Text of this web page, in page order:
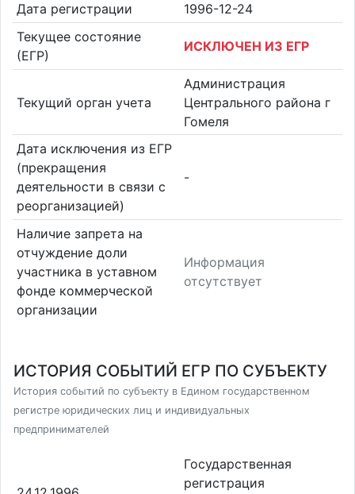
Дата регистрации
1996-12-24
Текущее состояние
(ЕГР)
ИСКЛЮЧЕН ИЗ ЕГР
Текущий орган учета
Администрация
Центрального района г
Гомеля
Дата исключения из ЕГР
(прекращения
деятельности в связи с
реорганизацией)
-
Наличие запрета на
отчуждение доли
участника в уставном
фонде коммерческой
организации
Информация
отсутствует
ИСТОРИЯ СОБЫТИЙ ЕГР ПО СУБЪЕКТУ
История событий по субъекту в Едином государственном
регистре юридических лиц и индивидуальных
предпринимателей
Государственная
регистрация